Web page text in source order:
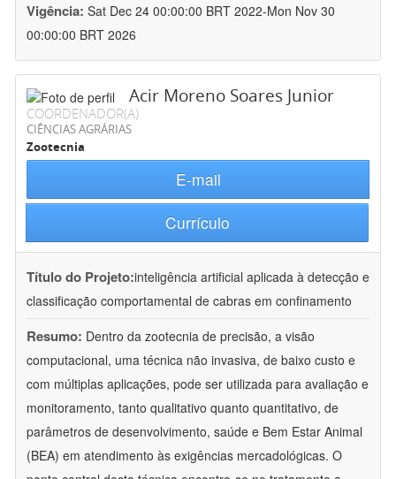
Vigência: Sat Dec 24 00:00:00 BRT 2022-Mon Nov 30
00:00:00 BRT 2026
Acir Moreno Soares Junior
COORDENADOR(A)
CIÊNCIAS AGRÁRIAS
Zootecnia
E-mail
Currículo
Título do Projeto:inteligência artificial aplicada à detecção e
classificação comportamental de cabras em confinamento
Resumo: Dentro da zootecnia de precisão, a visão
computacional, uma técnica não invasiva, de baixo custo e
com múltiplas aplicações, pode ser utilizada para avaliação e
monitoramento, tanto qualitativo quanto quantitativo, de
parâmetros de desenvolvimento, saúde e Bem Estar Animal
(BEA) em atendimento às exigências mercadológicas. O